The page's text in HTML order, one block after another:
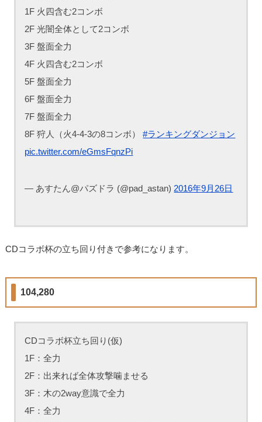
1F 火四含む2コンボ
2F 光闇全体として2コンボ
3F 盤面全力
4F 火四含む2コンボ
5F 盤面全力
6F 盤面全力
7F 盤面全力
8F 狩人（火4-4-3の8コンボ）#ランキングダンジョン
pic.twitter.com/eGmsFqnzPi
— あすたん@パズドラ (@pad_astan) 2016年9月26日
CDコラボ杯の立ち回り付きで参考になります。
104,280
CDコラボ杯立ち回り(仮)
1F：全力
2F：出来れば全体攻撃噛ませる
3F：木の2way意識で全力
4F：全力